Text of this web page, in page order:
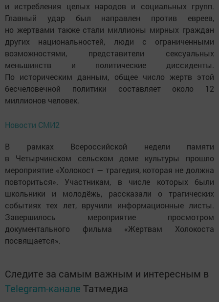
и истребления целых народов и социальных групп.
Главный удар был направлен против евреев,
но жертвами также стали миллионы мирных граждан
других национальностей, люди с ограниченными
возможностями, представители сексуальных
меньшинств и политические диссиденты.
По историческим данным, общее число жертв этой
бесчеловечной политики составляет около 12
миллионов человек.
Новости СМИ2
В рамках Всероссийской недели памяти
в Четырчинском сельском доме культуры прошло
мероприятие «Холокост — трагедия, которая не должна
повториться». Участникам, в числе которых были
школьники и молодёжь, рассказали о трагических
событиях тех лет, вручили информационные листы.
Завершилось мероприятие просмотром
документального фильма «Жертвам Холокоста
посвящается».
Следите за самым важным и интересным в
Telegram-канале Татмедиа